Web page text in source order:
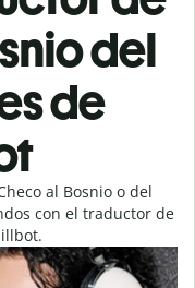
del
de
al Bosnio o del
con el traductor de